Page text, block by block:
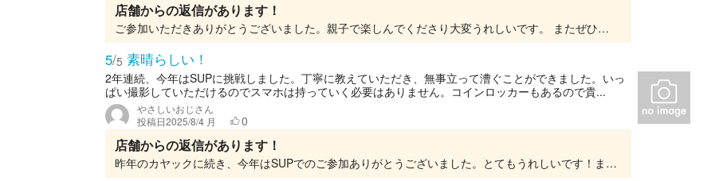
店舗からの返信があります！
ご参加いただきありがとうございました。親子で楽しんでくださり大変うれしいです。 またぜひ来年もお越しください。お待ちしております！！
5/5 素晴らしい！
2年連続、今年はSUPに挑戦しました。丁寧に教えていただき、無事立って漕ぐことができました。いっ
ぱい撮影していただけるのでスマホは持っていく必要はありません。コインロッカーもあるので貴...
やさしいおじさん
投稿日2025/8/4 月 0
店舗からの返信があります！
昨年のカヤックに続き、今年はSUPでのご参加ありがとうございました。とてもうれしいです！また来年もこちらにお越しの際はぜひご参加ください！お待ちしております！！